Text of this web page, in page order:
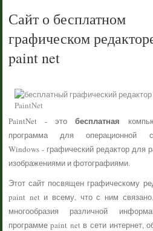
Сайт о бесплатном
графическом
paint net
PaintNet - этобесплатная
программа для операционной
Windows - графический редактор для
изображениями и фотографиями.
Этот сайт посвящен графическому
paint net и всему, что с ним
многообразия различной
программе paint net в сети интернет,